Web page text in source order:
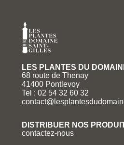
LES PLANTES DU
68 route de Thenay
41400 Pontlevoy
Tel : 02 54 32 60 32
DISTRIBUER NOS
contactez-nous